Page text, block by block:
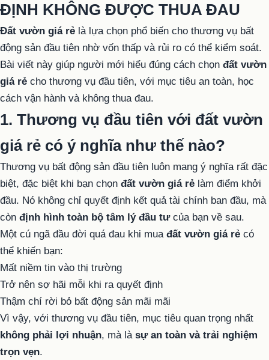
ĐỊNH KHÔNG ĐƯỢC THUA ĐAU
Đất vườn giá rẻ là lựa chọn phổ biến cho thương vụ bất
động sản đầu tiên nhờ vốn thấp và rủi ro có thể kiểm soát.
Bài viết này giúp người mới hiểu đúng cách chọn đất vườn
giá rẻ cho thương vụ đầu tiên, với mục tiêu an toàn, học
cách vận hành và không thua đau.
1. Thương vụ đầu tiên với đất vườn
giá rẻ có ý nghĩa như thế nào?
Thương vụ bất động sản đầu tiên luôn mang ý nghĩa rất đặc
biệt, đặc biệt khi bạn chọn đất vườn giá rẻ làm điểm khởi
đầu. Nó không chỉ quyết định kết quả tài chính ban đầu, mà
còn định hình toàn bộ tâm lý đầu tưcủa bạn về sau.
Một cú ngã đầu đời quá đau khi mua đất vườn giá rẻ có
thể khiến bạn:
Mất niềm tin vào thị trường
Trở nên sợ hãi mỗi khi ra quyết định
Thậm chí rời bỏ bất động sản mãi mãi
Vì vậy, với thương vụ đầu tiên, mục tiêu quan trọng nhất
không phải lợi nhuận, mà là sự an toàn và trải nghiệm
trọn vẹn.